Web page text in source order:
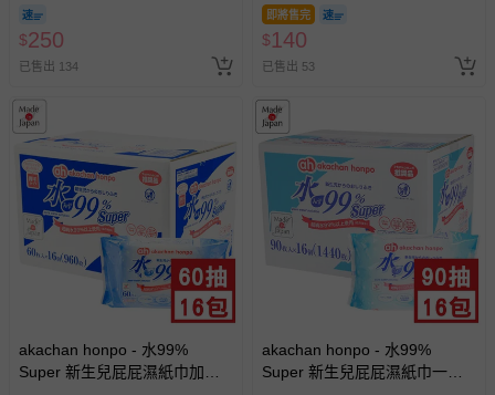
$250
已售出 134
即將售完
$140
已售出 53
akachan honpo - 水99%
Super 新生兒屁屁濕紙巾加厚
akachan honpo - 水99%
Super 新生兒屁屁濕紙巾一般